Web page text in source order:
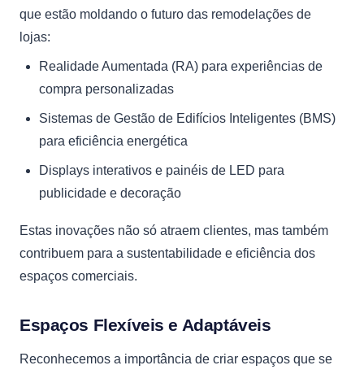
que estão moldando o futuro das remodelações de
lojas:
Realidade Aumentada (RA) para experiências de
compra personalizadas
Sistemas de Gestão de Edifícios Inteligentes (BMS)
para eficiência energética
Displays interativos e painéis de LED para
publicidade e decoração
Estas inovações não só atraem clientes, mas também
contribuem para a sustentabilidade e eficiência dos
espaços comerciais.
Espaços Flexíveis e Adaptáveis
Reconhecemos a importância de criar espaços que se